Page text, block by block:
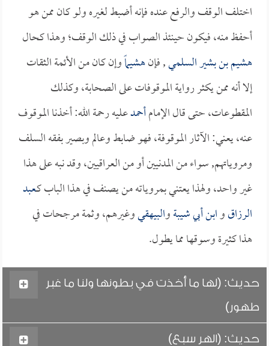
اختلف الوقف والرفع عنده فإنه أضبط لغيره ولو كان ممن هو
أحفظ منه، فيكون حينئذ الصواب في ذلك الوقف؛ وهذا كحال
هشيم بن بشير السلمي, فإنهشيماًوإن كان من الأئمة الثقات
إلا أنه ممن يكثر رواية الموقوفات على الصحابة، وكذلك
المقطوعات، حتى قال الإمامأحمدعليه رحمة الله: أخذنا الموقوف
عنه، يعني: الآثار الموقوفة، فهو ضابط وعالم وبصير بفقه السلف
ومروياتهم, سواء من المدنيين أو من العراقيين، وقد نبه على هذا
غير واحد، ولهذا يعتني بمروياته من يصنف في هذا الباب كـعبد
الرزاقوابن أبي شيبةوالبيهقيوغيرهم، وثمة مرجحات في
هذا كثيرة وسوقها مما يطول.
حديث: (لها ما أخذت في بطونها ولنا ما غبر
طهور)
حديث: (الهر سبع)